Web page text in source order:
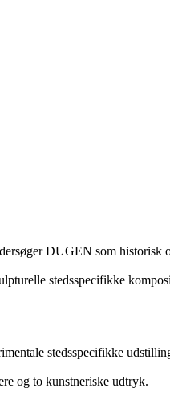
DUGEN som historisk
stedsspecifikke
stedsspecifikke
og to kunstneriske udtryk.